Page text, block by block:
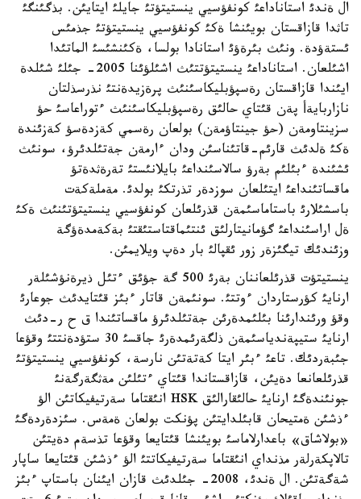
ال ةندئ استاناداعئ كونفؤسيي ينستيتؤتئ جايلئ ايتايئن. بذگئنگئ
تاثدا قازاقستان بويئنشا ةكئ كونفؤسيي ينستيتؤتئ جذمئس
ئستةؤدة. ونئث بئرةؤئ استانادا بولسا، ةكئنشئسئ الماتئدا
اشئلعان. استاناداعئ ينستيتؤتتئث اشئلؤئنا 2005- جئلئ شئلدة
ايئندا قازاقستان رةسپؤبليكاسئنئث پرةزيدةنتئ نذرسذلتان
نازاربايةأ پةن قئتاي حالئق رةسپؤبليكاسئنئث ءتوراعاسئ حؤ
سزينتاومةن (حؤ جينتاؤمةن) بولعان رةسمي كةزدةسؤ كةزئندة
ةكئ ةلدئث قارئم-قاتئناسئن ودان ءارمةن جةتئلدئرؤ، سونئث
ئشئندة ءبئلئم بةرؤ سالاسئنداعئ بايلانئستئ تةرةثدةتؤ
ماقساتئنداعئ ايتئلعان سوزدةر تذرتكئ بولدئ. مةملةكةت
باسشئلارئ باستاماسئمةن قذرئلعان كونفؤسيي ينستيتؤتئنئث ةكئ
ةل اراسئنداعئ گؤمانيتارلئق ئنتئماقتاستئقتئ بةكةمدةؤگة
وزئندئك تيگئزةر زور ئقپالئ بار دةپ ويلايمئن.
ينستيتؤت قذرئلعاننان بةرئ 500 گة جؤئق ءتئل ذيرةنؤشئلةر
ارنايئ كؤرستاردان ءوتتئ. سونئمةن قاتار ءبئز قئتايدئث جوعارئ
وقؤ ورئندارئنا بئلئمدةرئن جةتئلدئرؤ ماقساتئندا ق ح ر-دئث
ارنايئ ستيپةندياسئمةن ذلگةرئمدةرئ جاقسئ 30 ستؤدةنتتئ وقؤعا
جئبةردئك. تاعئ ءبئر ايتا كةتةتئن نارسة، كونفؤسيي ينستيتؤتئ
قذرئلعانعا دةيئن، قازاقستاندا قئتاي ءتئلئن مةثگةرگةنئ
جونئندةگئ ارنايئ حالئقارالئق HSK انئقتاما سةرتيفيكاتئن الؤ
ءذشئن ةمتيحان قابئلدايتئن پؤنكت بولعان ةمةس. سئزدةردةگئ
«بولاشاق» باعدارلاماسئ بويئنشا قئتايعا وقؤعا تذسةم دةيتئن
تالاپكةرلةر مذنداي انئقتاما سةرتيفيكاتتئ الؤ ءذشئن قئتايعا ساپار
شةگةتئن. ال ةندئ، 2008- جئلدئث قازان ايئنان باستاپ ءبئز